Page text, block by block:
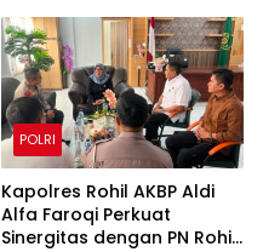
Water Bombing Diterjunkan
POLRI
Kapolres Rohil AKBP Aldi
Alfa Faroqi Perkuat
Sinergitas dengan PN Rohil